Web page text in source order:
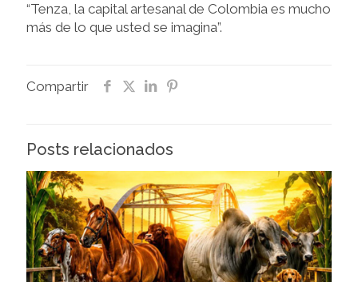
“Tenza, la capital artesanal de Colombia es mucho
más de lo que usted se imagina”.
Compartir
Posts relacionados